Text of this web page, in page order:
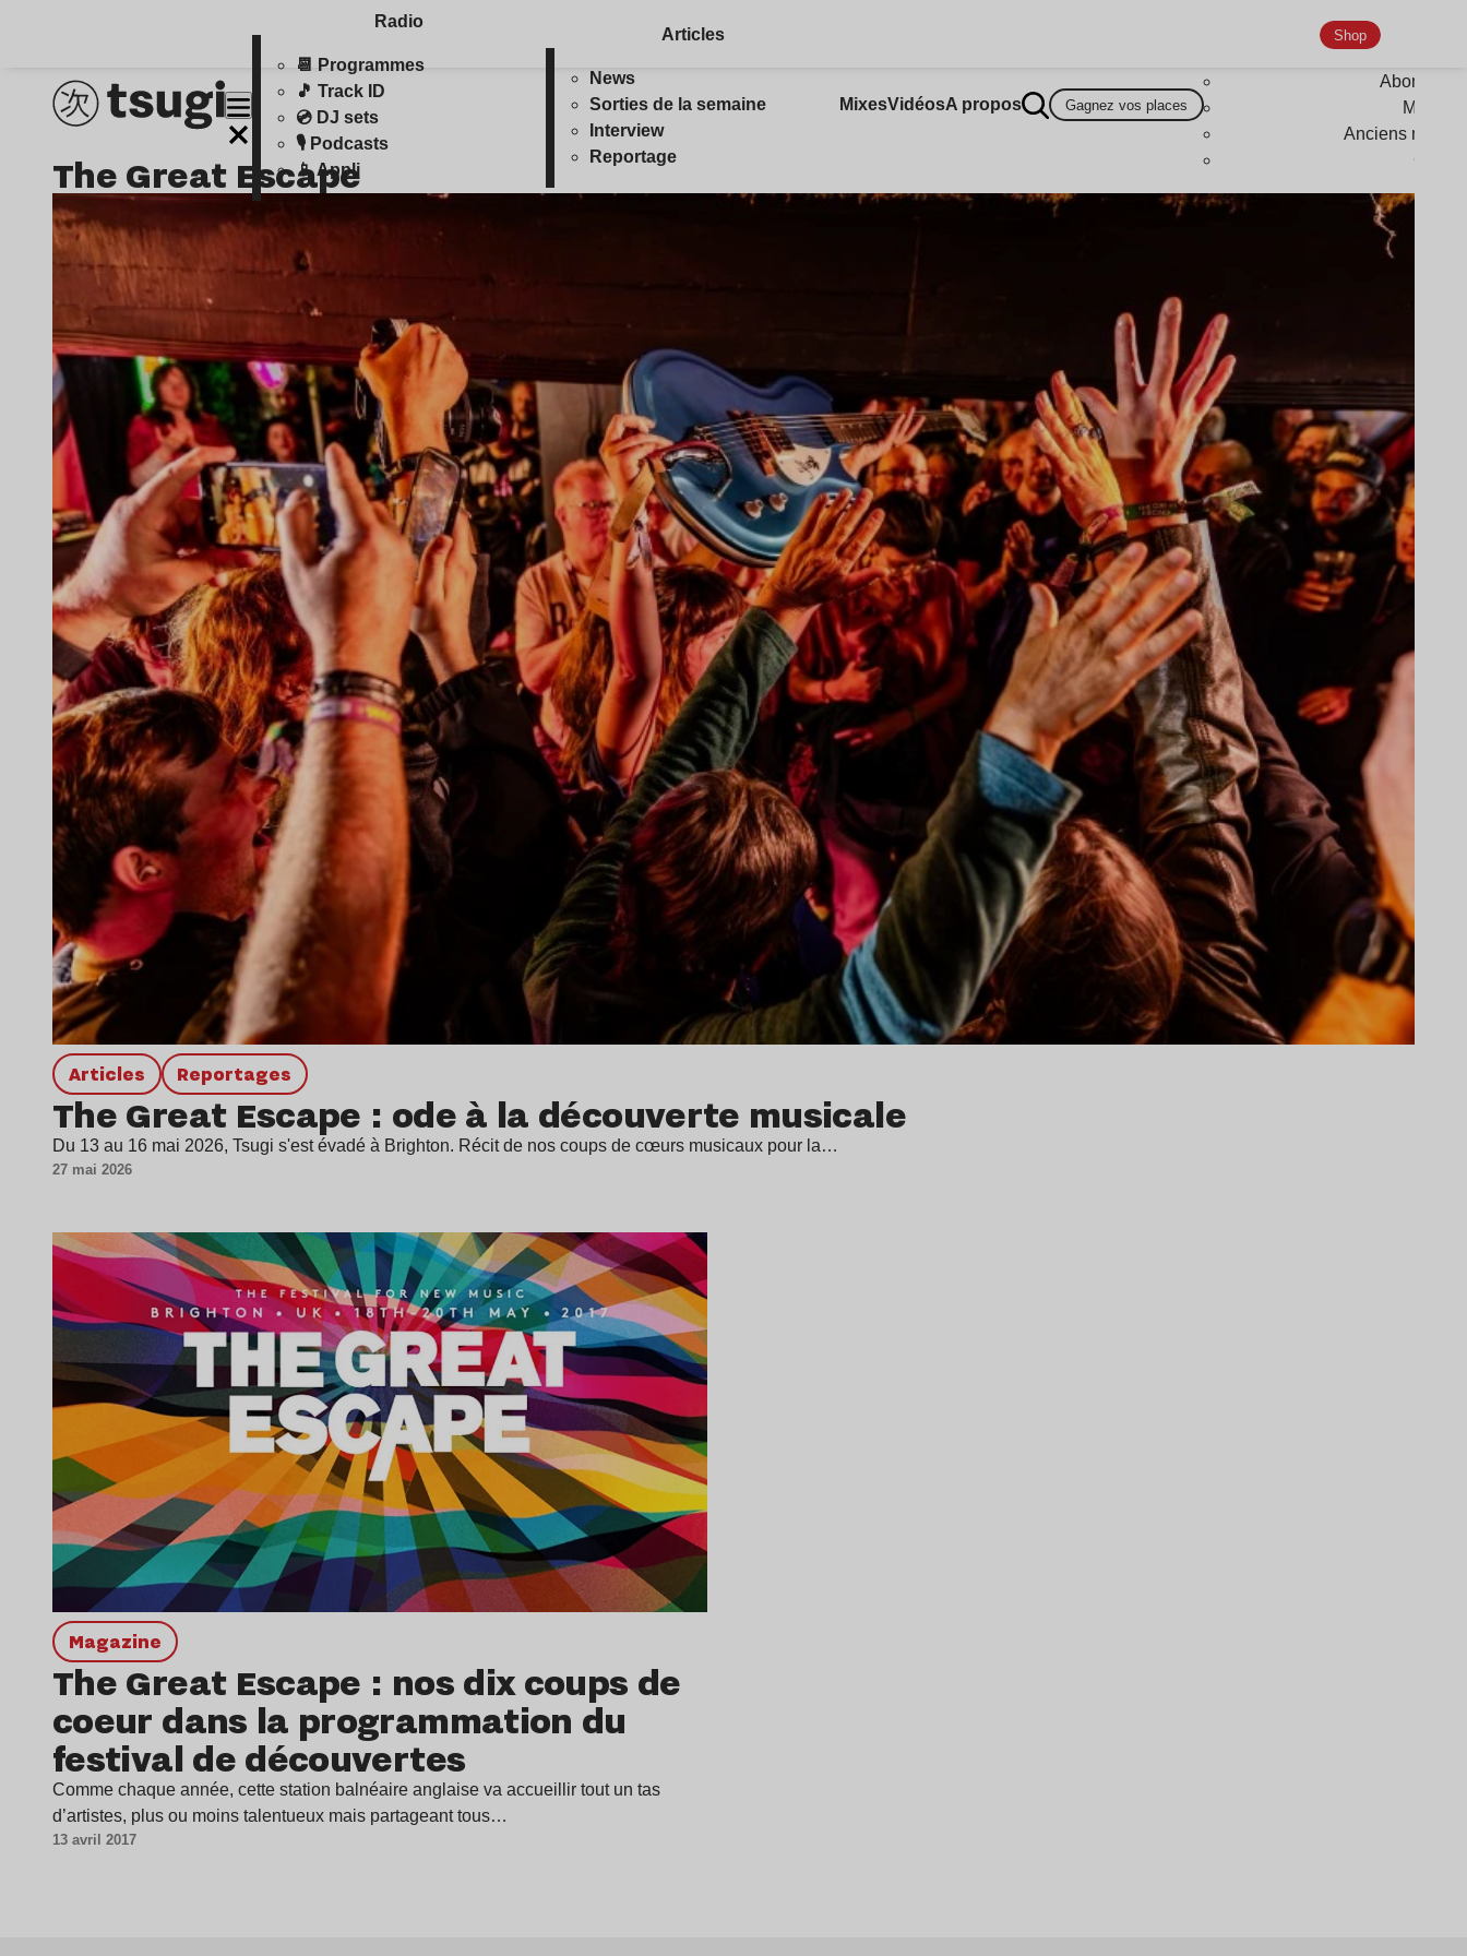
Radio
📆 Programmes
🎵 Track ID
💿 DJ sets
🎙️ Podcasts
📱 Appli
Articles
News
Sorties de la semaine
Interview
Reportage
MixesVidéosA propos Gagnez vos places
Shop
Anciens
The Great Escape
Articles Reportages
The Great Escape : ode à la découverte musicale
Du 13 au 16 mai 2026, Tsugi s'est évadé à Brighton. Récit de nos coups de cœurs musicaux pour la…
27 mai 2026
magazine
The Great Escape : nos dix coups de
coeur dans la programmation du
festival de découvertes
Comme chaque année, cette station balnéaire anglaise va accueillir tout un tas
d’artistes, plus ou moins talentueux mais partageant tous…
13 avril 2017